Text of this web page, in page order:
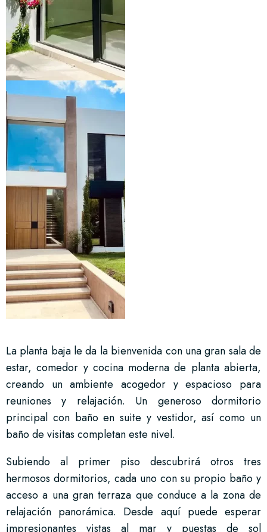
La planta baja le da la bienvenida con una gran sala de
estar, comedor y cocina moderna de planta abierta,
creando un ambiente acogedor y espacioso para
reuniones y relajación. Un generoso dormitorio
principal con baño en suite y vestidor, así como un
baño de visitas completan este nivel.
Subiendo al primer piso descubrirá otros tres
hermosos dormitorios, cada uno con su propio baño y
acceso a una gran terraza que conduce a la zona de
relajación panorámica. Desde aquí puede esperar
impresionantes vistas al mar y puestas de sol